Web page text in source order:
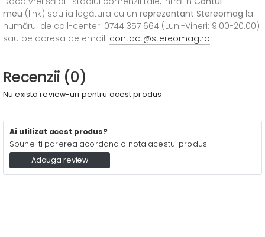
meu (link) sau ia legătura cu un reprezentant Stereomag la
numărul de call-center: 0744 357 664 (Luni-Vineri: 9.00-20.00)
sau pe adresa de email: contact@stereomag.ro.
Recenzii (0)
Nu exista review-uri pentru acest produs
Ai utilizat acest produs?
Spune-ti parerea acordand o nota acestui produs
Adauga review